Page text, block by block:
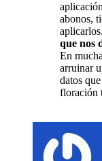
aplicación
abonos,
aplicarlos.
que nos
En
arruinar
datos
floración